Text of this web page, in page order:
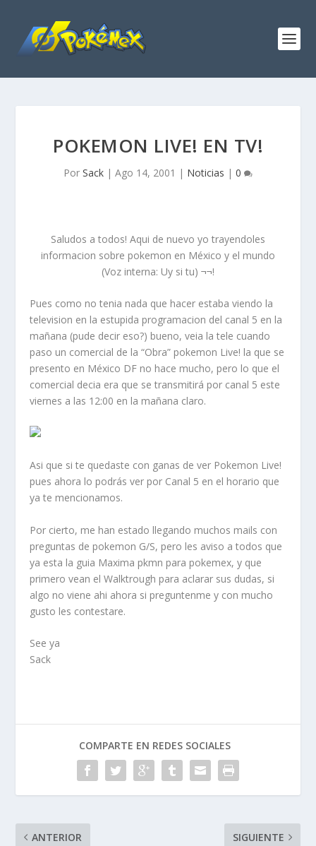
POKEMON LIVE! EN TV!
Por Sack | Ago 14, 2001 | Noticias | 0
Saludos a todos! Aqui de nuevo yo trayendoles
informacion sobre pokemon en México y el mundo
(Voz interna: Uy si tu) ¬¬!
Pues como no tenia nada que hacer estaba viendo la
television en la estupida programacion del canal 5 en la
mañana (pude decir eso?) bueno, veia la tele cuando
paso un comercial de la “Obra” pokemon Live! la que se
presento en México DF no hace mucho, pero lo que el
comercial decia era que se transmitirá por canal 5 este
viernes a las 12:00 en la mañana claro.
Asi que si te quedaste con ganas de ver Pokemon Live!
pues ahora lo podrás ver por Canal 5 en el horario que
ya te mencionamos.
Por cierto, me han estado llegando muchos mails con
preguntas de pokemon G/S, pero les aviso a todos que
ya esta la guia Maxima pkmn para pokemex, y que
primero vean el Walktrough para aclarar sus dudas, si
algo no viene ahi ahora si preguntenme y con mucho
gusto les contestare.
See ya
Sack
COMPARTE EN REDES SOCIALES
ANTERIOR SIGUIENTE